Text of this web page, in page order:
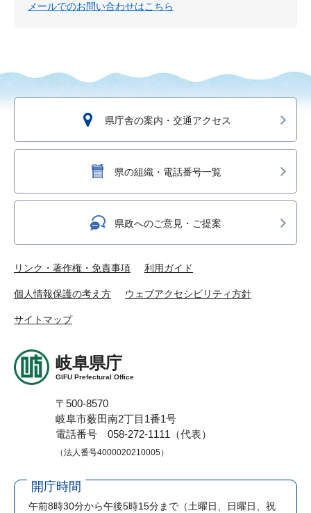
メールでのお問い合わせはこちら
県庁舎の案内・交通アクセス
県の組織・電話番号一覧
県政へのご意見・ご提案
リンク・著作権・免責事項 利用ガイド
個人情報保護の考え方 ウェブアクセシビリティ方針
サイトマップ
岐阜県庁
GIFU Prefectural Office
〒500-8570
岐阜市薮田南2丁目1番1号
電話番号 058-272-1111（代表）
（法人番号4000020210005）
開庁時間
午前8時30分から午後5時15分まで （土曜日、日曜日、祝